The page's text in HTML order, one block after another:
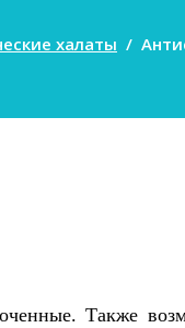
халаты /
Также